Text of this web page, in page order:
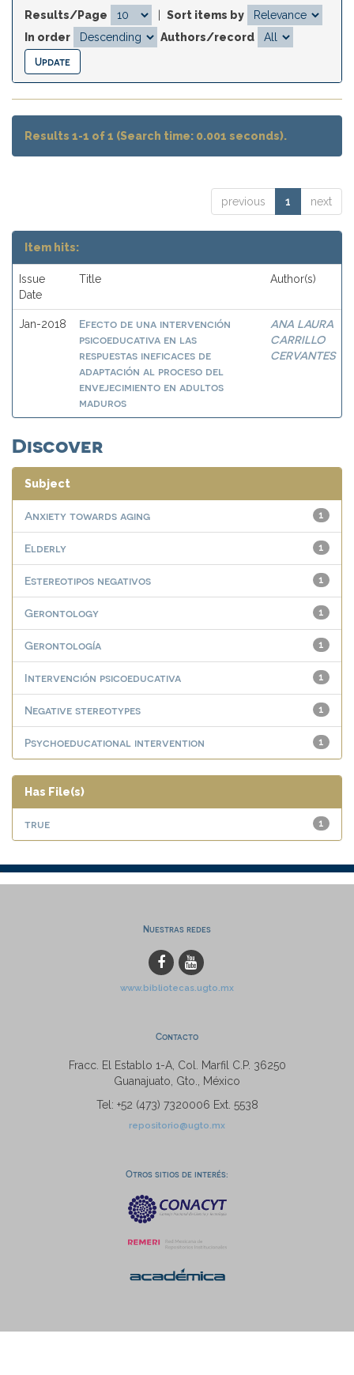
Results/Page
Sort items by
In order
Authors/record
Results 1-1 of 1 (Search time: 0.001 seconds).
previous 1 next
Item hits:
Issue
Date
Title Author(s)
Jan-2018
Efecto de una intervención
psicoeducativa en las
respuestas ineficaces de
adaptación al proceso del
envejecimiento en adultos
maduros
ANA LAURA
CARRILLO
CERVANTES
Discover
Subject
1
Anxiety towards aging
1
Elderly
1
Estereotipos negativos
1
Gerontology
1
Gerontología
1
Intervención psicoeducativa
1
Negative stereotypes
1
Psychoeducational intervention
Has File(s)
1
true
Nuestras redes
www.bibliotecas.ugto.mx
Contacto
Fracc. El Establo 1-A, Col. Marfil C.P. 36250
Guanajuato, Gto., México
Tel: +52 (473) 7320006 Ext. 5538
repositorio@ugto.mx
Otros sitios de interés: